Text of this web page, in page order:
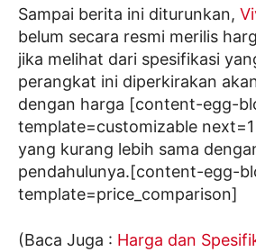
Sampai berita ini diturunkan,
belum secara resmi merilis
jika melihat dari spesifikasi
perangkat ini diperkirakan
dengan harga [content-egg-
template=customizable
yang kurang lebih sama
pendahulunya.[content-egg-
template=price_comparison]
(Baca Juga : Harga dan